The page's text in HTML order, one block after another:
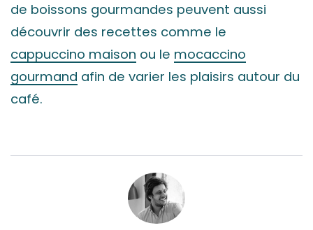
de boissons gourmandes peuvent aussi
découvrir des recettes comme le
cappuccino maison ou le mocaccino
gourmand afin de varier les plaisirs autour du
café.